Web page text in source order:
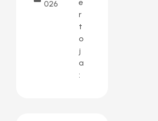
026
e
r
t
o
j
a
: